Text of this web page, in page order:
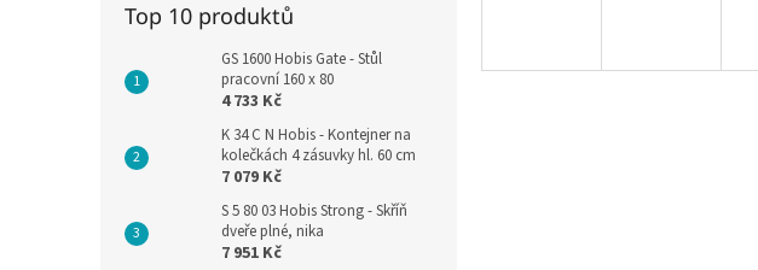
Top 10 produktů
GS 1600 Hobis Gate - Stůl
pracovní 160 x 80
4 733 Kč
K 34 C N Hobis - Kontejner na
kolečkách 4 zásuvky hl. 60 cm
7 079 Kč
S 5 80 03 Hobis Strong - Skříň
dveře plné, nika
7 951 Kč